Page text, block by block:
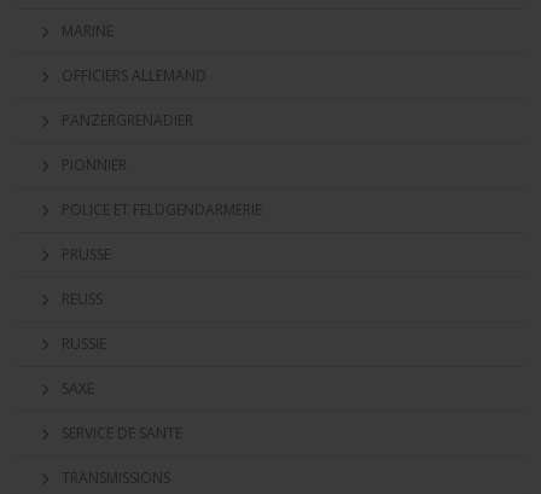
MARINE
OFFICIERS ALLEMAND
PANZERGRENADIER
PIONNIER
POLICE ET FELDGENDARMERIE
PRUSSE
REUSS
RUSSIE
SAXE
SERVICE DE SANTE
TRANSMISSIONS